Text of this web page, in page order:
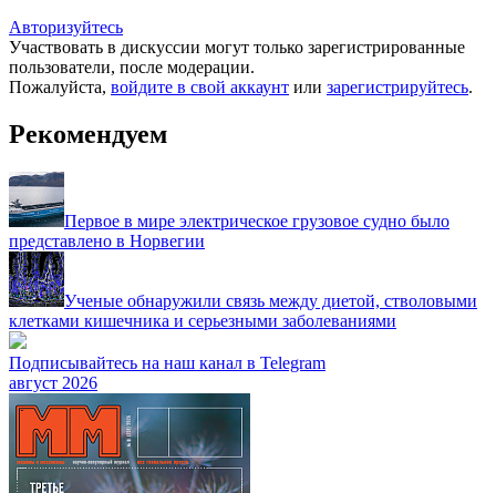
Авторизуйтесь
Участвовать в дискуссии могут только зарегистрированные
пользователи, после модерации.
Пожалуйста, войдите в свой аккаунт или зарегистрируйтесь.
Рекомендуем
Первое в мире электрическое грузовое судно было
представлено в Норвегии
Ученые обнаружили связь между диетой, стволовыми
клетками кишечника и серьезными заболеваниями
Подписывайтесь на наш канал в Telegram
август 2026